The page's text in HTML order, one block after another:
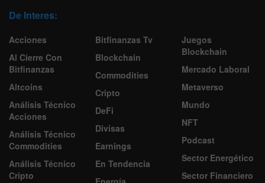
De Interes:
Acciones
Al Cierre Con
Bitfinanzas
Altcoins
Análisis Técnico
Acciones
Análisis Técnico
Commodities
Análisis Técnico
Cripto
Bitfinanzas Tv
Blockchain
Commodities
Cripto
DeFi
Divisas
Earnings
En Tendencia
Juegos
Blockchain
Mercado Laboral
Metaverso
Mundo
NFT
Podcast
Sector Energético
Sector Financiero